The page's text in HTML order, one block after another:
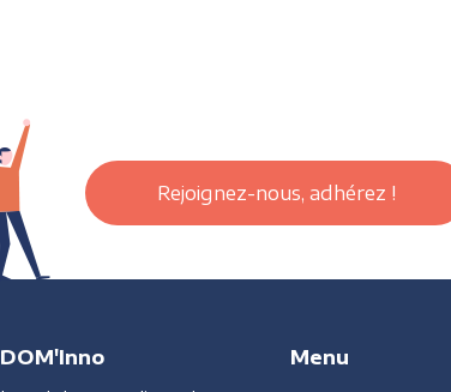
Rejoignez-nous, adhérez !
DOM'Inno Menu